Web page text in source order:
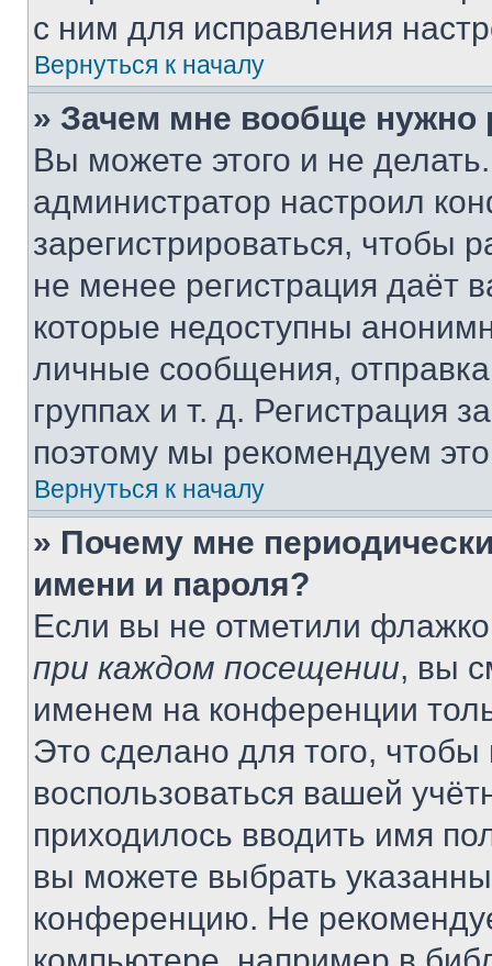
с ним для исправления
Вернуться к началу
» Зачем мне вообще нужно
Вы можете этого и не
администратор настроил
зарегистрироваться, чтобы
не менее регистрация даёт
которые недоступны
личные сообщения,
группах и т. д. Регистрация
поэтому мы рекомендуем
Вернуться к началу
» Почему мне
имени и пароля?
Если вы не отметили
при каждом посещении, вы
именем на конференции
Это сделано для того, чтобы
воспользоваться вашей
приходилось вводить имя
вы можете выбрать
конференцию. Не